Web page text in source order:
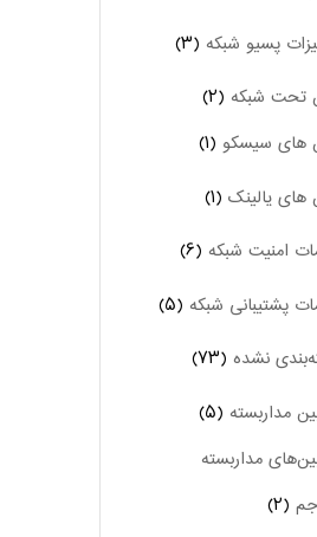
پسیو شبکه (۳)
تحت شبکه (۲)
های سیسکو (۱)
های یالینک (۱)
امنیت شبکه (۶)
پشتیبانی شبکه (۵)
نشده (۷۳)
مداربسته (۵)
مداربسته
(۲)